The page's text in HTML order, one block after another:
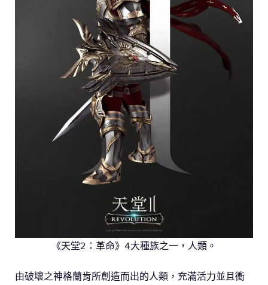
《天堂2：革命》4大種族之一，人類。
由破壞之神格蘭肯所創造而出的人類，充滿活力並且衝